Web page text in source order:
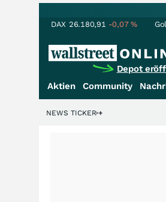
DAX 26.180,91 -0,07%
Depot
Aktien Community
NEWS TICKER